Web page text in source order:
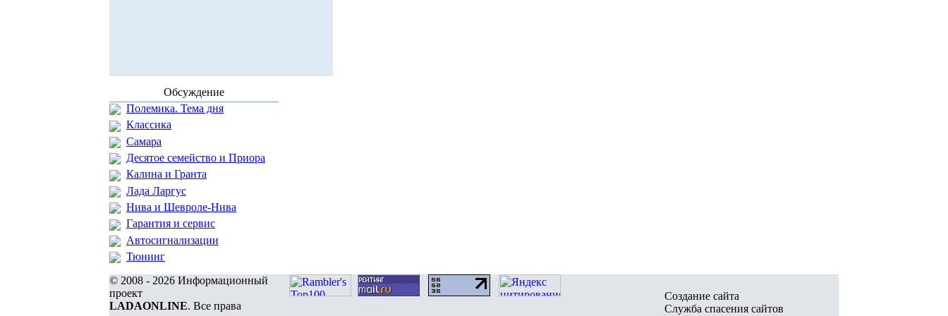
Обсуждение
Полемика. Тема дня
Классика
Самара
Десятое семейство и Приора
Калина и Гранта
Лада Ларгус
Нива и Шевроле-Нива
Гарантия и сервис
Автосигнализации
Тюнинг
© 2008 - 2026 Информационный
проект
LADAONLINE. Все права
Создание сайта
Служба спасения сайтов